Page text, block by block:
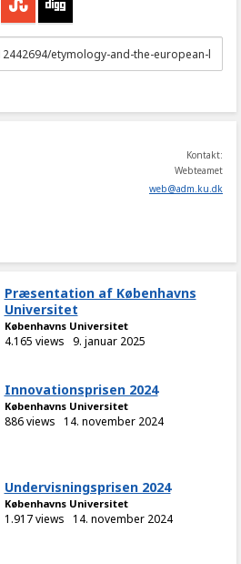
Kontakt:
Webteamet
web@adm.ku.dk
Præsentation af Københavns
Universitet
Københavns Universitet
4.165 views 9. januar 2025
Innovationsprisen 2024
Københavns Universitet
886 views 14. november 2024
Undervisningsprisen 2024
Københavns Universitet
1.917 views 14. november 2024